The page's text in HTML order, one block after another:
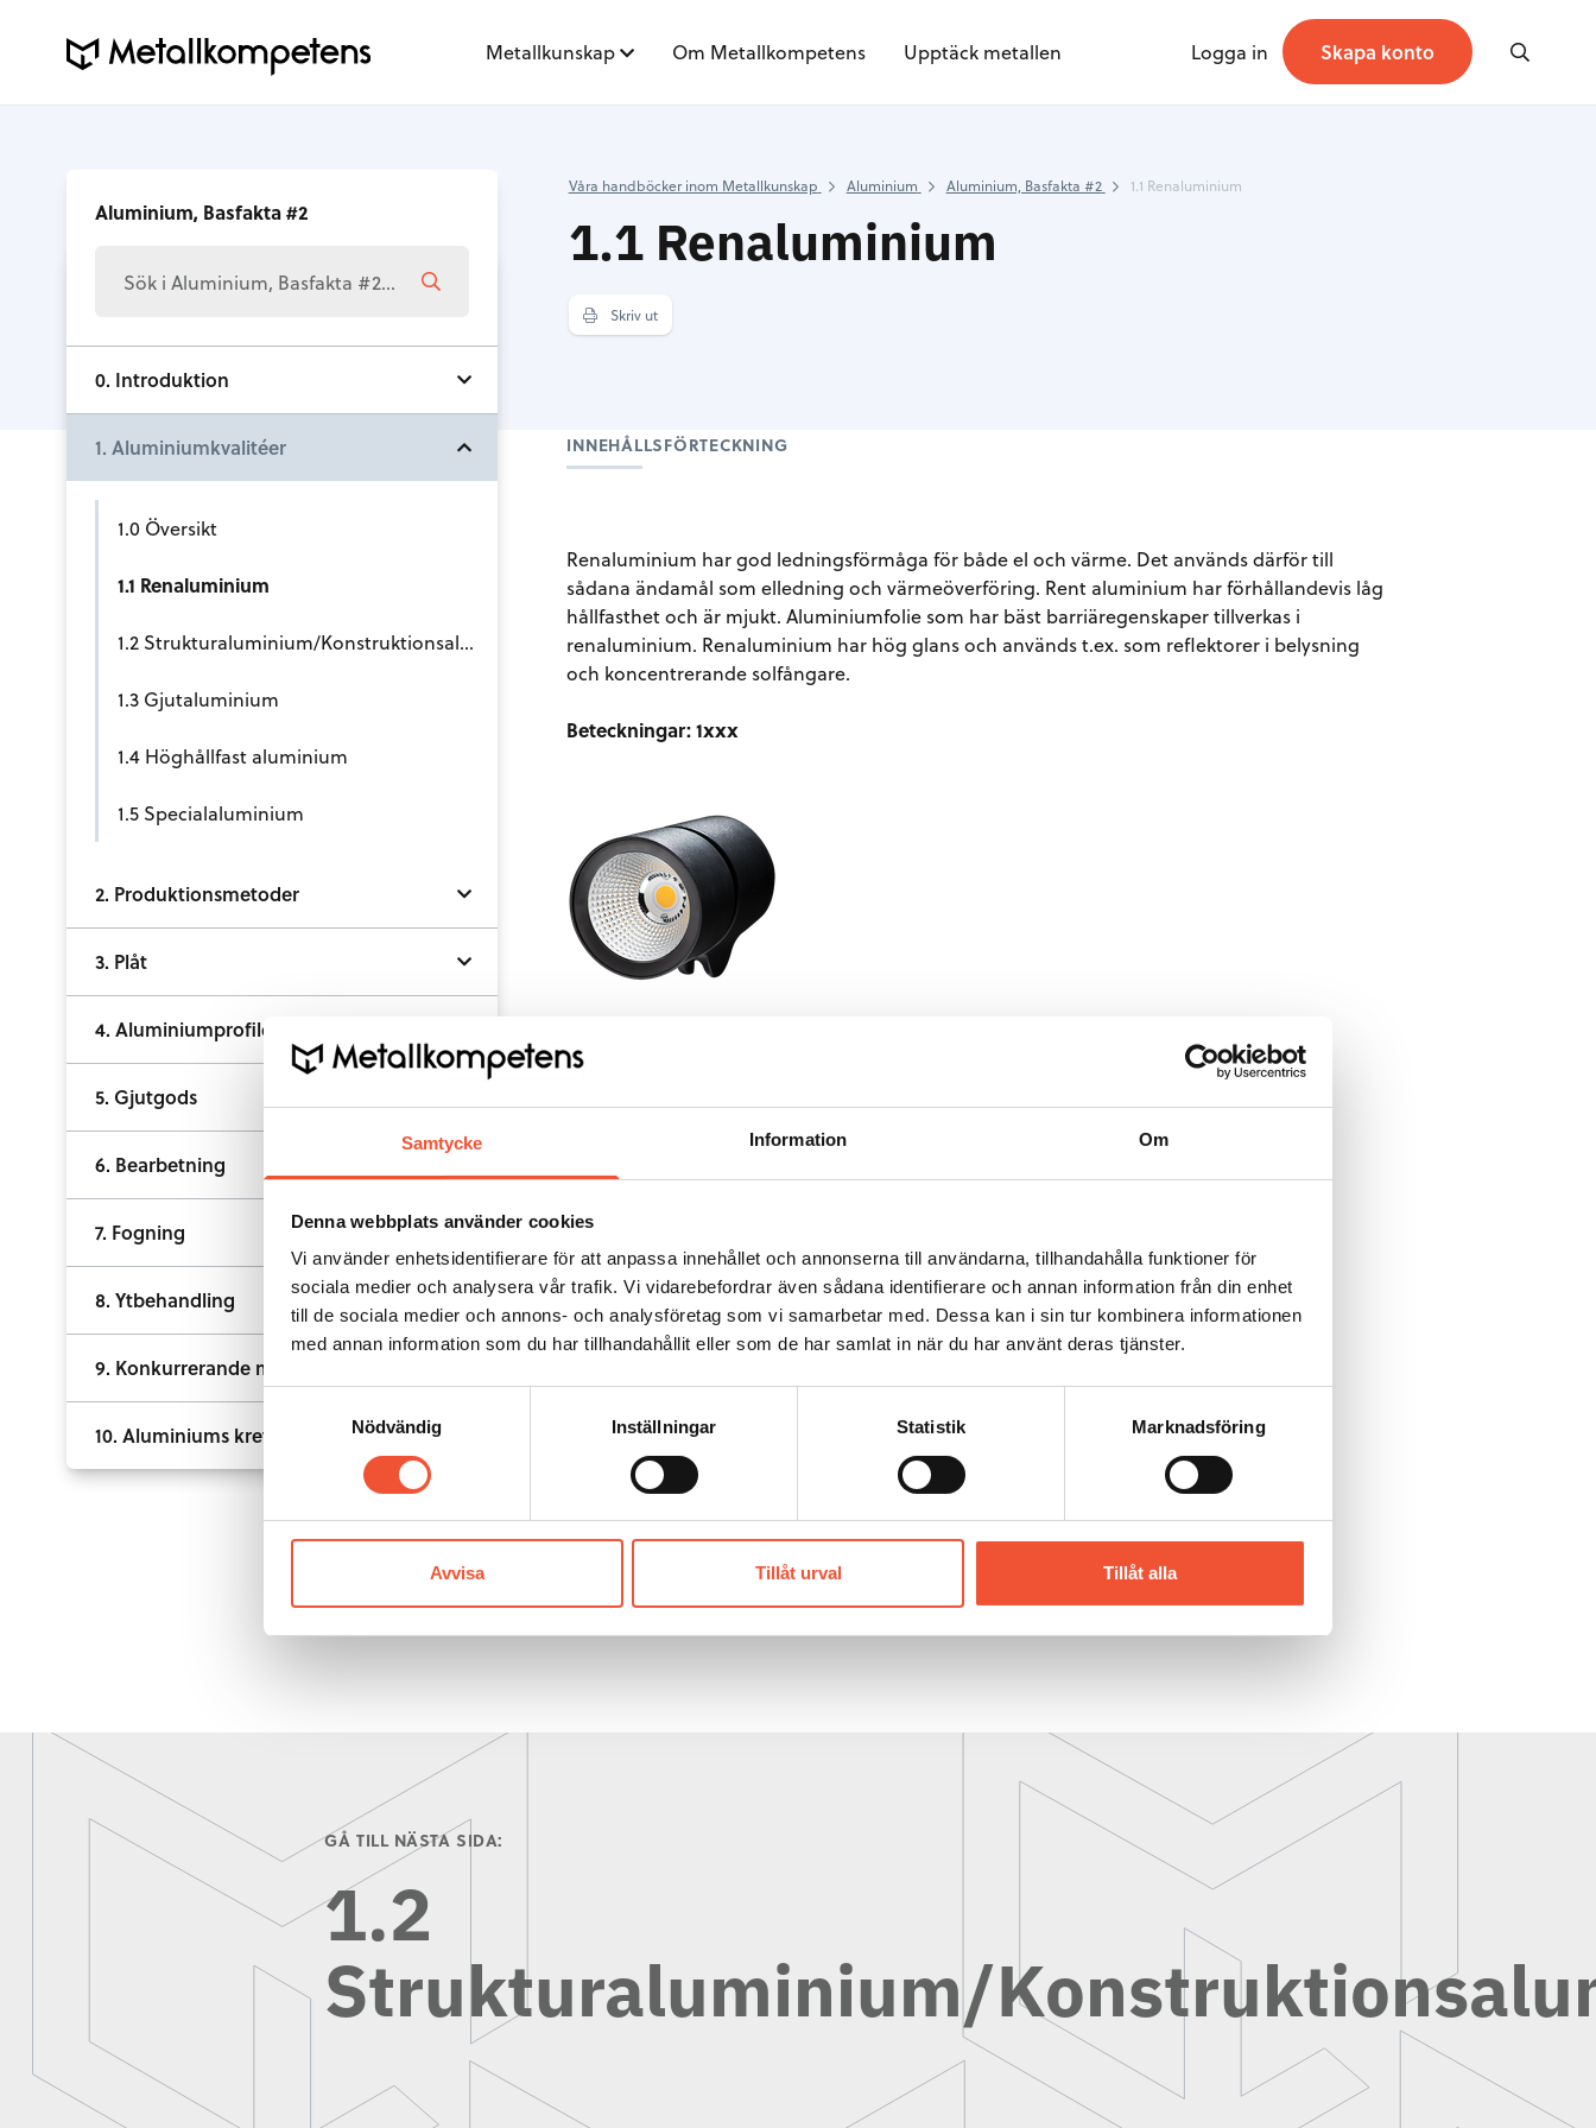
Samtycke Information Om
Denna webbplats använder cookies
Vi använder enhetsidentifierare för att anpassa innehållet och annonserna till användarna, tillhandahålla funktioner för
sociala medier och analysera vår trafik. Vi vidarebefordrar även sådana identifierare och annan information från din enhet
till de sociala medier och annons- och analysföretag som vi samarbetar med. Dessa kan i sin tur kombinera informationen
med annan information som du har tillhandahållit eller som de har samlat in när du har använt deras tjänster.
Samtyckesval
Nödvändig
Inställningar Statistik Marknadsföring
Avvisa Tillåt urval Tillåt alla
Metallkunskap Om Metallkompetens Upptäck metallen Logga in Skapa konto
Aluminium, Basfakta #2
0. Introduktion
1. Aluminiumkvalitéer
1.0 Översikt
1.1 Renaluminium
1.2 Strukturaluminium/Konstruktionsaluminium
1.3 Gjutaluminium
1.4 Höghållfast aluminium
1.5 Specialaluminium
2. Produktionsmetoder
3. Plåt
4. Aluminiumprofiler
5. Gjutgods
6. Bearbetning
7. Fogning
8. Ytbehandling
9. Konkurrerande material
10. Aluminiums kretslopp
Våra handböcker inom Metallkunskap Aluminium Aluminium, Basfakta #2 1.1 Renaluminium
1.1 Renaluminium
Skriv ut
INNEHÅLLSFÖRTECKNING
Renaluminium har god ledningsförmåga för både el och värme. Det används därför till
sådana ändamål som elledning och värmeöverföring. Rent aluminium har förhållandevis låg
hållfasthet och är mjukt. Aluminiumfolie som har bäst barriäregenskaper tillverkas i
renaluminium. Renaluminium har hög glans och används t.ex. som reflektorer i belysning
och koncentrerande solfångare.
Beteckningar: 1xxx
Figur 5. Reflektor i renaluminium för högsta glans. Armaturhus i kokillgjutet aluminium.
GÅ TILL NÄSTA SIDA:
1.2
Strukturaluminium/